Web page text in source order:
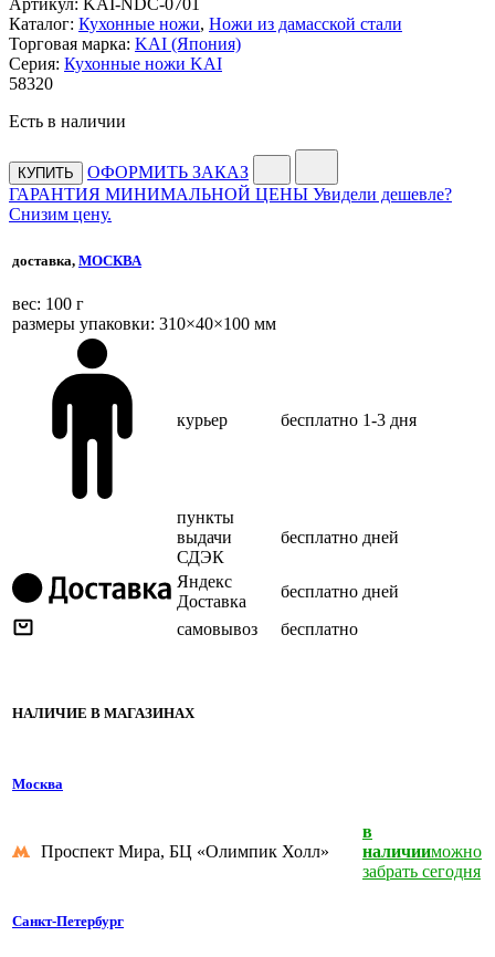
Каталог: Кухонные ножи, Ножи из дамасской стали
Торговая марка: KAI (Япония)
Серия: Кухонные ножи KAI
58320
Есть в наличии
КУПИТЬ
ОФОРМИТЬ ЗАКАЗ
ГАРАНТИЯ МИНИМАЛЬНОЙ ЦЕНЫ Увидели дешевле?
Снизим цену.
доставка, МОСКВА
веc: 100 г
размеры упаковки: 310×40×100 мм
курьер бесплатно 1-3 дня
пункты
выдачи
СДЭК
бесплатно дней
Яндекс
Доставка
бесплатно дней
самовывоз
бесплатно
НАЛИЧИЕ В МАГАЗИНАХ
Москва
Проспект Мира, БЦ «Олимпик Холл»
в
наличииможно
забрать сегодня
Санкт-Петербург